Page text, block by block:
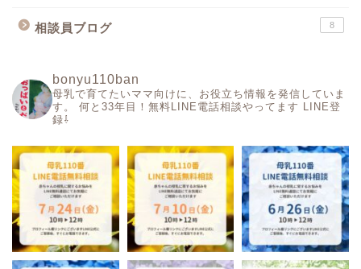
相談員ブログ 8
bonyu110ban
母乳で育てたいママ向けに、お役立ち情報を発信していま
す。
何と33年目！無料LINE電話相談やってます LINE登
録⇩